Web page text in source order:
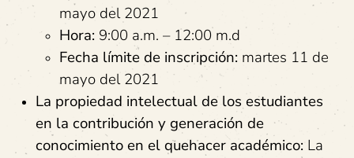
mayo del 2021
Hora: 9:00 a.m. – 12:00 m.d
Fecha límite de inscripción: martes 11 de
mayo del 2021
La propiedad intelectual de los estudiantes
en la contribución y generación de
conocimiento en el quehacer académico: La